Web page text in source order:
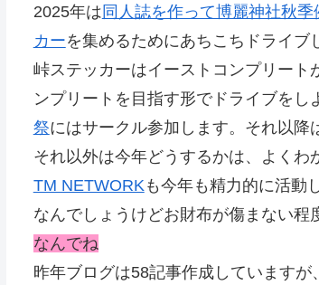
2025年は 同人誌を作って博麗神社秋
カーを集めるためにあちこちドライブ
峠ステッカーはイーストコンプリート
ンプリートを目指す形でドライブを
祭にはサークル参加します。それ以降
それ以外は今年どうするかは、よくわ
TM NETWORKも今年も精力的に活動
なんでしょうけどお財布が傷まない程
なんでね
昨年ブログは58記事作成しています